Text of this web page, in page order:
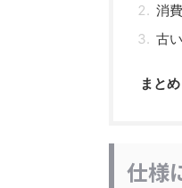
消
古
まとめ
仕様